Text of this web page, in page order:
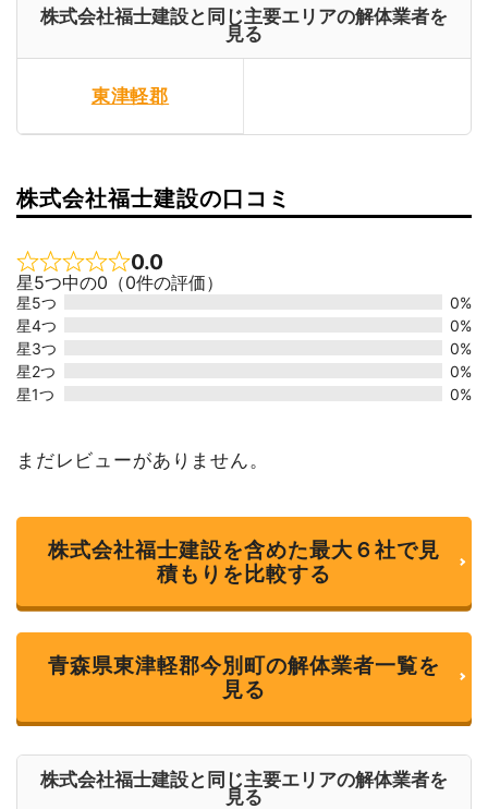
株式会社福士建設と同じ主要エリアの解体業者を
見る
東津軽郡
株式会社福士建設の口コミ
Rated 0 out of 5
0.0
星5つ中の0（0件の評価）
星5つ
0%
星4つ
0%
星3つ
0%
星2つ
0%
星1つ
0%
まだレビューがありません。
株式会社福士建設を含めた最大６社で見
積もりを比較する
青森県東津軽郡今別町の解体業者一覧を
見る
株式会社福士建設と同じ主要エリアの解体業者を
見る